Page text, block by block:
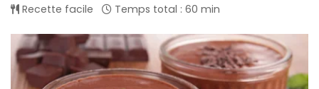
Recette facile Temps total : 60 min